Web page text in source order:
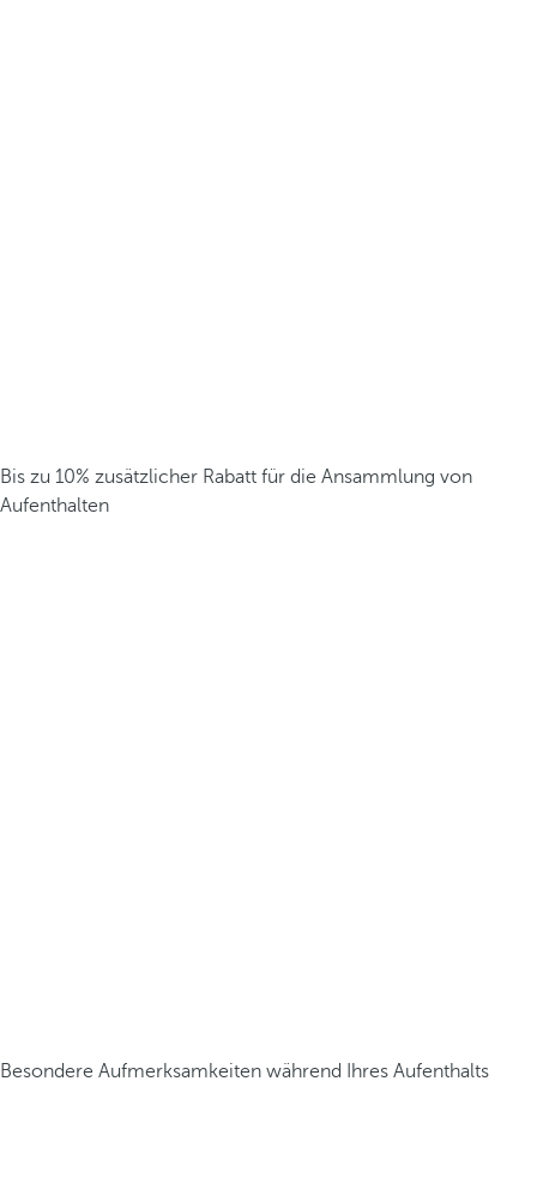
Bis zu 10% zusätzlicher Rabatt für die Ansammlung von
Aufenthalten
Besondere Aufmerksamkeiten während Ihres Aufenthalts